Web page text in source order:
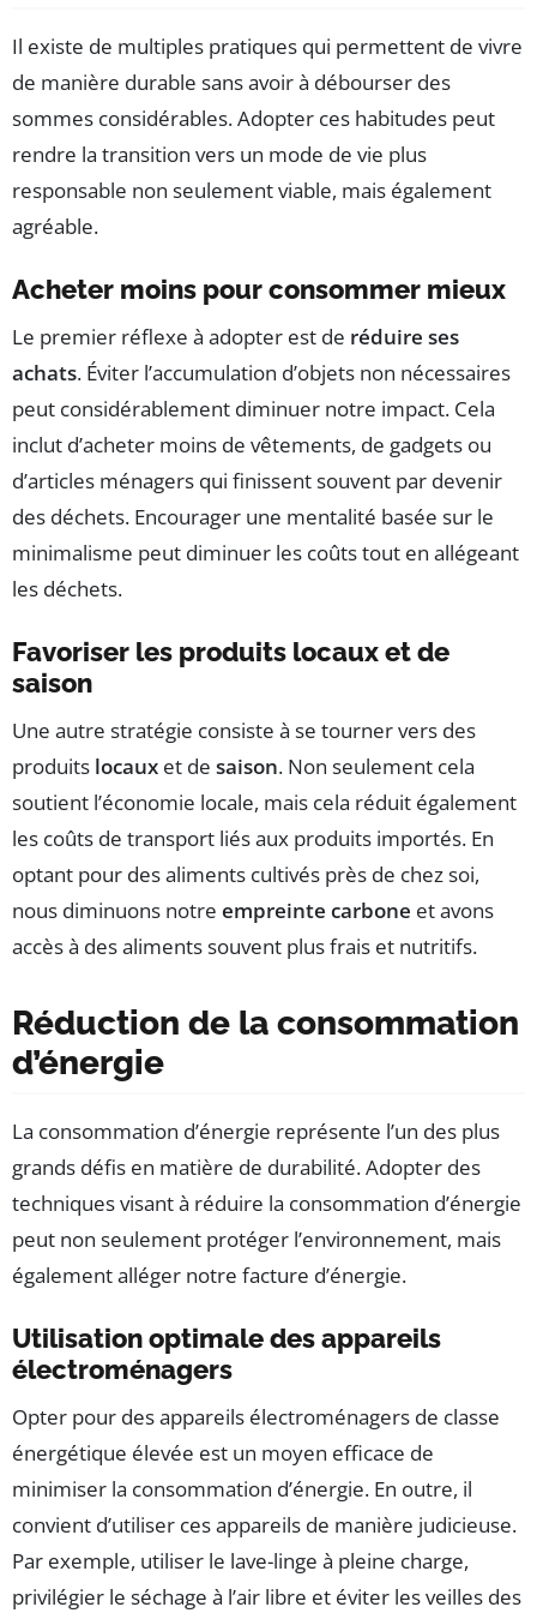
Il existe de multiples pratiques qui permettent de vivre
de manière durable sans avoir à débourser des
sommes considérables. Adopter ces habitudes peut
rendre la transition vers un mode de vie plus
responsable non seulement viable, mais également
agréable.
Acheter moins pour consommer mieux
Le premier réflexe à adopter est de réduire ses
achats. Éviter l’accumulation d’objets non nécessaires
peut considérablement diminuer notre impact. Cela
inclut d’acheter moins de vêtements, de gadgets ou
d’articles ménagers qui finissent souvent par devenir
des déchets. Encourager une mentalité basée sur le
minimalisme peut diminuer les coûts tout en allégeant
les déchets.
Favoriser les produits locaux et de
saison
Une autre stratégie consiste à se tourner vers des
produits locaux et de saison. Non seulement cela
soutient l’économie locale, mais cela réduit également
les coûts de transport liés aux produits importés. En
optant pour des aliments cultivés près de chez soi,
nous diminuons notre empreinte carbone et avons
accès à des aliments souvent plus frais et nutritifs.
Réduction de la consommation
d’énergie
La consommation d’énergie représente l’un des plus
grands défis en matière de durabilité. Adopter des
techniques visant à réduire la consommation d’énergie
peut non seulement protéger l’environnement, mais
également alléger notre facture d’énergie.
Utilisation optimale des appareils
électroménagers
Opter pour des appareils électroménagers de classe
énergétique élevée est un moyen efficace de
minimiser la consommation d’énergie. En outre, il
convient d’utiliser ces appareils de manière judicieuse.
Par exemple, utiliser le lave-linge à pleine charge,
privilégier le séchage à l’air libre et éviter les veilles des